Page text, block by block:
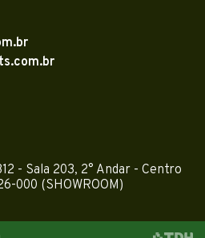
- Sala 203, 2° Andar - Centro
000 (SHOWROOM)